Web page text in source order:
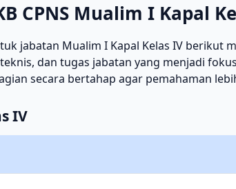
CPNS Mualim I Kapal
jabatan Mualim I Kapal Kelas IV berikut
dan tugas jabatan yang menjadi
secara bertahap agar pemahaman
IV